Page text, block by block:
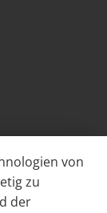
von
zu
der